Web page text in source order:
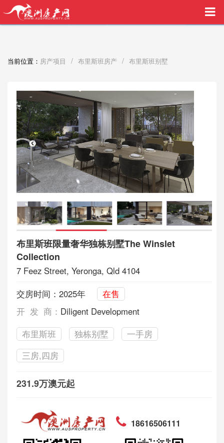
买家中介VIP服务，助您安心购房
当前位置： 房产项目 / 布里斯班房产 / 布里斯班别墅
布里斯班限量奢华独栋别墅The Winslet
Collection
7 Feez Street, Yeronga, Qld 4104
交房时间：2025年
在售
开 发 商： Diligent Development
布里斯班
独栋别墅
一手房
三房,四房
231.9万澳元起
18616506111